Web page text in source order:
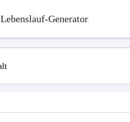
Lebenslauf-Generator